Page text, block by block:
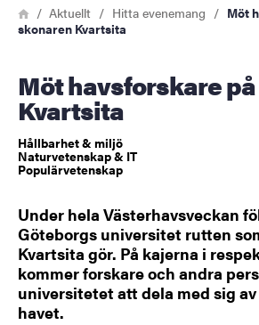
Länkstig
HemAktuellt Hitta evenemang
Möt
skonaren Kvartsita
Möt havsforskare på skonaren
Kvartsita
Hållbarhet & miljö
Naturvetenskap & IT
Populärvetenskap
Under hela Västerhavsveckan
Göteborgs universitet rutten
Kvartsita gör. På kajerna i
kommer forskare och andra
universitetet att dela med sig
havet.